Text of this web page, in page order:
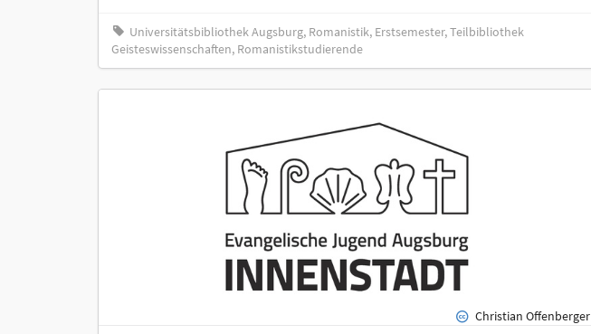
Universitätsbibliothek Augsburg, Romanistik, Erstsemester, Teilbibliothek
Geisteswissenschaften, Romanistikstudierende
Christian Offenberger